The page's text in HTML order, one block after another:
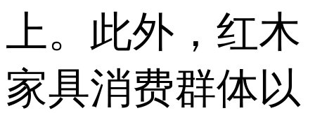
上。此外，红木
家具消费群体以